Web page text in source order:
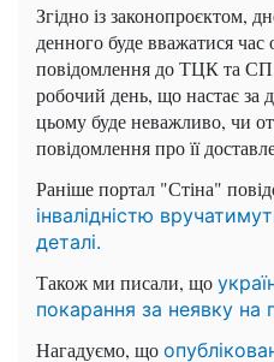
Згідно із законопроєктом,
денного буде вважатися
повідомлення до ТЦК та СП
робочий день, що настає за
цьому буде неважливо, чи
повідомлення про її
Раніше портал "Стіна"
інвалідністю
деталі.
Також ми писали, що
покарання за неявку на
Нагадуємо, що